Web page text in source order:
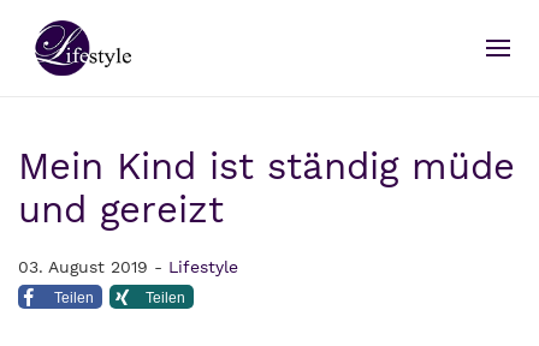
Mein Kind ist ständig müde
und gereizt
03. August 2019 - Lifestyle
Teilen Teilen